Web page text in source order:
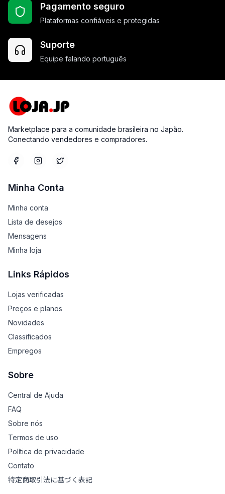
Pagamento seguro
Plataformas confiáveis e protegidas
Suporte
Equipe falando português
Marketplace para a comunidade brasileira no Japão.
Conectando vendedores e compradores.
Minha Conta
Minha conta
Lista de desejos
Mensagens
Minha loja
Links Rápidos
Lojas verificadas
Preços e planos
Novidades
Classificados
Empregos
Sobre
Central de Ajuda
FAQ
Sobre nós
Termos de uso
Política de privacidade
Contato
特定商取引法に基づく表記